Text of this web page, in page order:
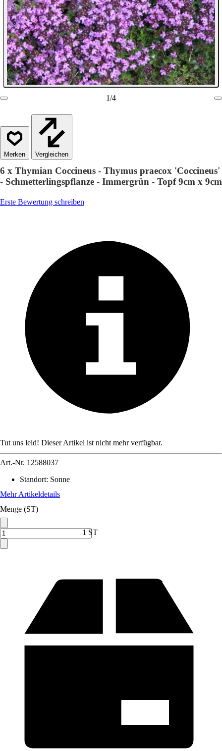
1/4
Vergleichen
6 x Thymian Coccineus - Thymus praecox 'Coccineus'
- Schmetterlingspflanze - Immergrün - Topf 9cm x 9cm
Erste Bewertung schreiben
Tut uns leid! Dieser Artikel ist nicht mehr verfügbar.
Art.-Nr. 12588037
Standort: Sonne
Mehr Artikeldetails
Menge (ST)
1 ST